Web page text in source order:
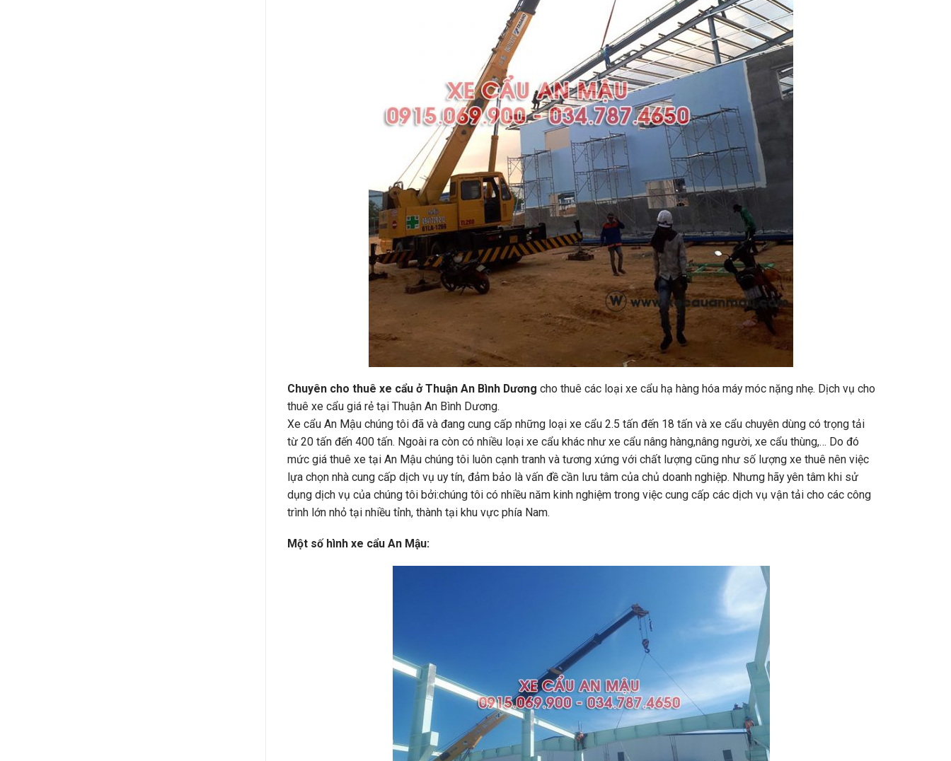
Chuyên cho thuê xe cẩu ở Thuận An Bình Dương cho thuê các loại xe cẩu hạ hàng hóa máy móc nặng nhẹ. Dịch vụ cho
thuê xe cẩu giá rẻ tại Thuận An Bình Dương.
Xe cẩu An Mậu chúng tôi đã và đang cung cấp những loại xe cẩu 2.5 tấn đến 18 tấn và xe cẩu chuyên dùng có trọng tải
từ 20 tấn đến 400 tấn. Ngoài ra còn có nhiều loại xe cẩu khác như xe cẩu nâng hàng,nâng người, xe cẩu thùng,… Do đó
mức giá thuê xe tại An Mậu chúng tôi luôn cạnh tranh và tương xứng với chất lượng cũng như số lượng xe thuê nên việc
lựa chọn nhà cung cấp dịch vụ uy tín, đảm bảo là vấn đề cần lưu tâm của chủ doanh nghiệp. Nhưng hãy yên tâm khi sử
dụng dịch vụ của chúng tôi bởi:chúng tôi có nhiều năm kinh nghiệm trong việc cung cấp các dịch vụ vận tải cho các công
trình lớn nhỏ tại nhiều tỉnh, thành tại khu vực phía Nam.
Một số hình xe cẩu An Mậu: